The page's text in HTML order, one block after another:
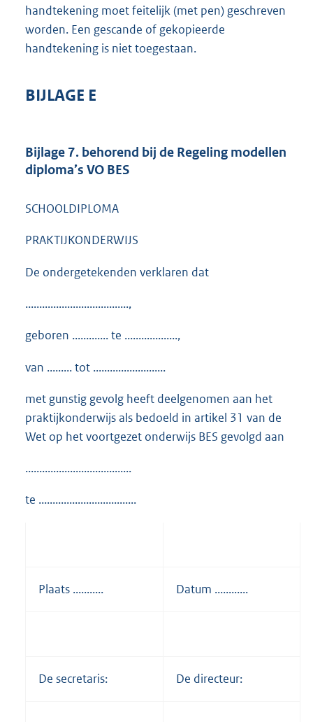
handtekening moet feitelijk (met pen) geschreven
worden. Een gescande of gekopieerde
handtekening is niet toegestaan.
BIJLAGE E
Bijlage 7. behorend bij de Regeling modellen
diploma’s VO BES
SCHOOLDIPLOMA
PRAKTIJKONDERWIJS
De ondergetekenden verklaren dat
.....................................,
geboren ............. te ...................,
van ......... tot ..........................
met gunstig gevolg heeft deelgenomen aan het
praktijkonderwijs als bedoeld in artikel 31 van de
Wet op het voortgezet onderwijs BES gevolgd aan
......................................
te ...................................
Plaats ........... Datum ............
De secretaris: De directeur: